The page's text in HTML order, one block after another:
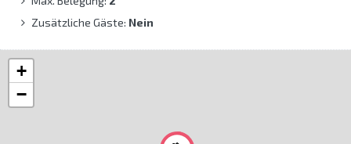
Zusätzliche Gäste: Nein
+
−